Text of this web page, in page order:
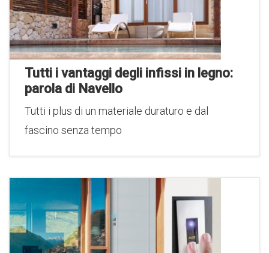
Tutti i vantaggi degli infissi in legno:
parola di Navello
Tutti i plus di un materiale duraturo e dal
fascino senza tempo